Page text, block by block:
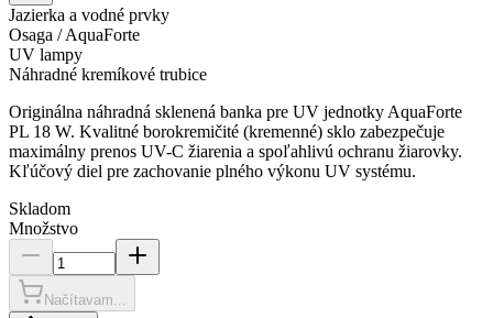
Jazierka a vodné prvky
Osaga / AquaForte
UV lampy
Náhradné kremíkové trubice
Originálna náhradná sklenená banka pre UV jednotky AquaForte
PL 18 W. Kvalitné borokremičité (kremenné) sklo zabezpečuje
maximálny prenos UV-C žiarenia a spoľahlivú ochranu žiarovky.
Kľúčový diel pre zachovanie plného výkonu UV systému.
Skladom
Množstvo
Načítavam...